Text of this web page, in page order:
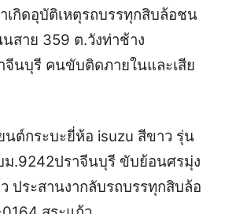
เกิดอุบัติเหตุรถบรรทุกสิบล้อชน
สาย 359 ต.วังท่าช้าง
จีนบุรี คนขับติดภายในและเสีย
นต์กระบะยี่ห้อ isuzu สีขาว รุ่น
.9242ปราจีนบุรี ขับย้อนศรมุ่ง
ประสานงากลับรถบรรทุกสิบล้อ